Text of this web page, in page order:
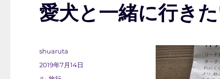
愛犬と一緒に行き
投
稿
shuaruta
投
2019年7月14日